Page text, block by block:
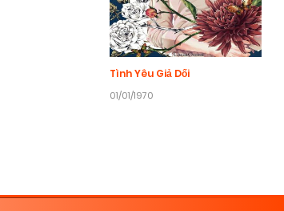
Tình Yêu Giả Dối
01/01/1970